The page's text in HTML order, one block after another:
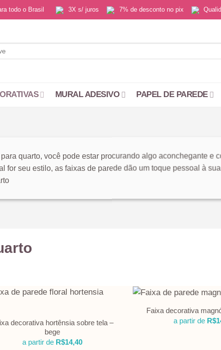
todo o Brasil 3X s/ juros 7% de desconto no pix
MURAL ADESIVO PAPEL DE PAREDE
quarto, você pode estar procurando algo aconchegante e
for seu estilo, as faixas de parede dão um toque pessoal à
decorativa hortênsia sobre tela –
bege
a partir de R$14,40
Faixa decorativa
a partir de R$